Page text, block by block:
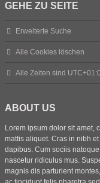
GEHE ZU SEITE
Erweiterte Suche
Alle Cookies löschen
Alle Zeiten sind
ABOUT US
Lorem ipsum dolor sit amet,
mattis aliquet. Cras in nibh
dapibus. Cum sociis
nascetur ridiculus mus.
magnis dis parturient